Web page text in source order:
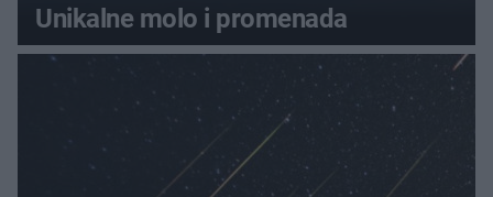
Unikalne molo i promenada